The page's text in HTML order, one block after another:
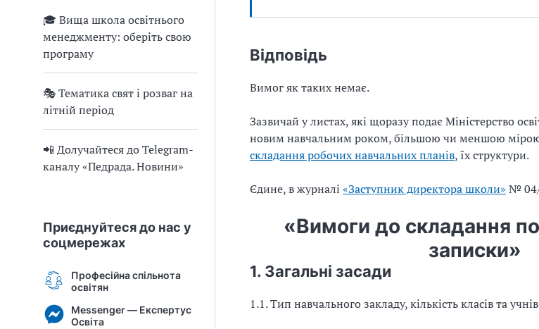
🎓 Вища школа освітнього
менеджменту: оберіть свою
програму
🎭 Тематика свят і розваг на
літній період
📲 Долучайтеся до Telegram-
каналу «Педрада. Новини»
Приєднуйтеся до нас у
соцмережах
Професійна спільнота
освітян
Messenger — Експертус
Освіта
Відповідь
Вимог як таких немає.
Зазвичай у листах, які щоразу подає Міністерство
новим навчальним роком, більшою чи меншою мірою
складання робочих навчальних планів, їх структури.
Єдине, в журналі «Заступник директора школи» № 04/
«Вимоги до складання
записки»
1. Загальні засади
1.1. Тип навчального закладу, кількість класів та